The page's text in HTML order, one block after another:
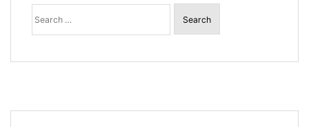
i
Search
for: